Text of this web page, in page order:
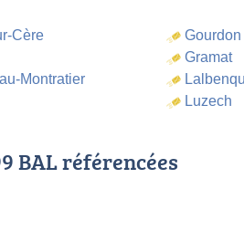
Cère
Montratier
Gourdon
Gramat
Luzech
BAL référencées